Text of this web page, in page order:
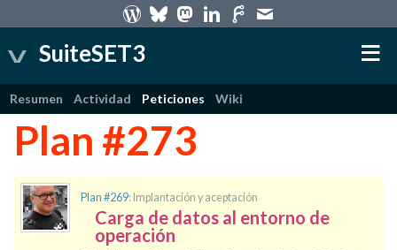
SuiteSET3
Resumen Actividad Peticiones Wiki
Plan #273
Plan #269: Implantación y aceptación
Carga de datos al entorno de
operación